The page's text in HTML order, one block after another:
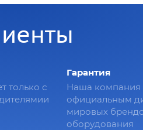
только с
Гарантия
Наша компания
официальным
мировых
оборудования